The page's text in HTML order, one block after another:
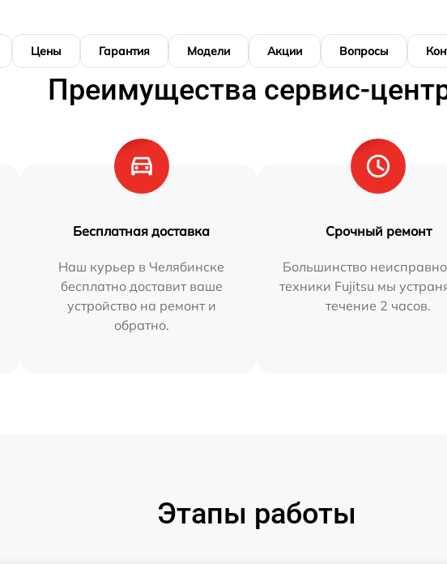
Цены Гарантия Модели Акции Вопросы
Преимущества сервис-
Бесплатная доставка
Наш курьер в Челябинске
бесплатно доставит ваше
устройство на ремонт и
обратно.
Срочный ремонт
Большинство
техники Fujitsu мы
течение 2 часов.
Этапы работы